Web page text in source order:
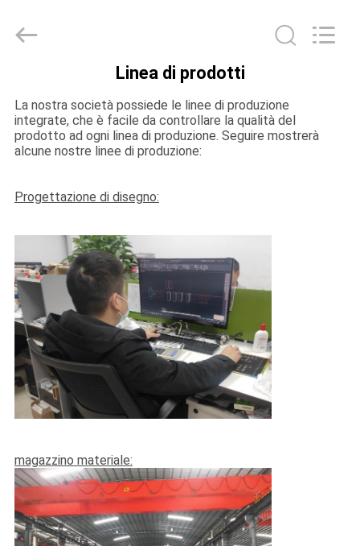
PRODOTTI
CIRCA
GIRO
DELLA
FABBRICA
CONTROLLO
DI
CONTATTICI
NOTIZIE
inossidabile
fornitore.
profile.com.
Rights
Reserved.
Linea di prodotti
La nostra società possiede le linee di produzione
integrate, che è facile da controllare la qualità del
prodotto ad ogni linea di produzione. Seguire mostrerà
alcune nostre linee di produzione:
Progettazione di disegno:
magazzino materiale: